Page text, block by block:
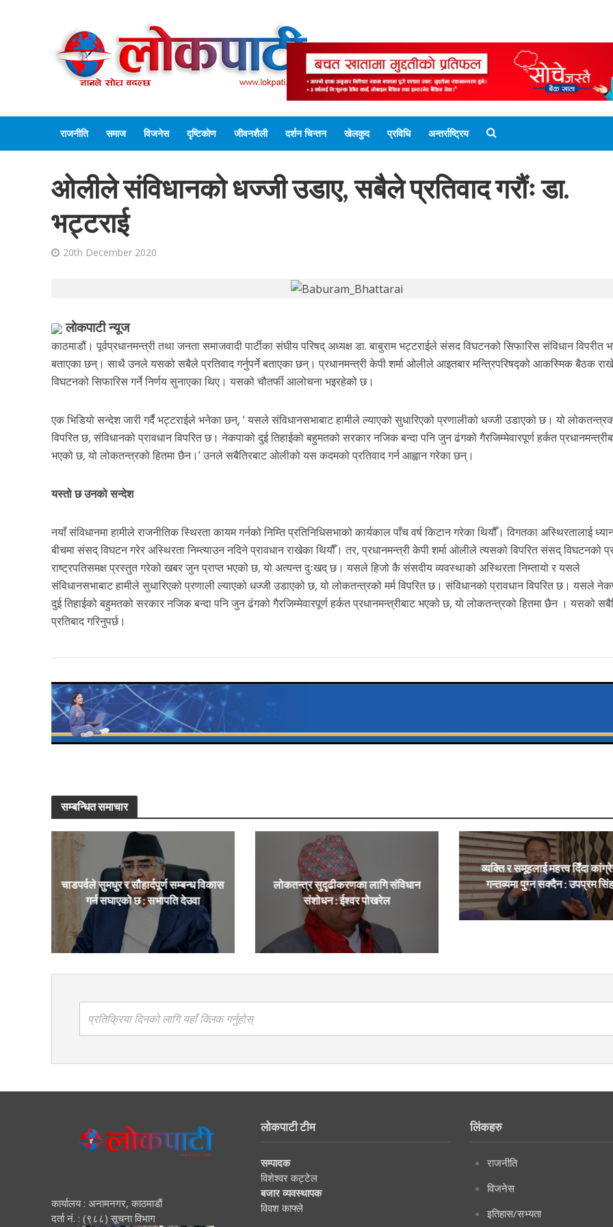
राजनीति समाज विजनेस दृष्टिकोण जीवनशैली दर्शन चिन्तन खेलकुद प्रविधि अन्तर्राष्ट्रिय
ओलीले संविधानको धज्जी उडाए, सबैले प्रतिवाद गरौंः डा.
भट्टराई
20th December 2020
लोकपाटी न्यूज
काठमाडौं। पूर्वप्रधानमन्त्री तथा जनता समाजवादी पार्टीका संघीय परिषद् अध्यक्ष डा. बाबुराम भट्टराईले संसद विघटनको सिफारिस संविधान विपरीत
बताएका छन्। साथै उनले यसको सबैले प्रतिवाद गर्नुपर्ने बताएका छन्। प्रधानमन्त्री केपी शर्मा ओलीले आइतबार मन्त्रिपरिषद्को आकस्मिक बैठक
विघटनको सिफारिस गर्ने निर्णय सुनाएका थिए। यसको चौतर्फी आलोचना भइरहेको छ।
एक भिडियो सन्देश जारी गर्दै भट्टराईले भनेका छन्, ‘ यसले संविधानसभाबाट हामीले ल्याएको सुधारिएको प्रणालीको धज्जी उडाएको छ। यो
विपरित छ, संविधानको प्रावधान विपरित छ। नेकपाको दुई तिहाईको बहुमतको सरकार नजिक बन्दा पनि जुन ढंगको गैरजिम्मेवारपूर्ण हर्कत
भएको छ, यो लोकतन्त्रको हितमा छैन।’ उनले सबैतिरबाट ओलीको यस कदमको प्रतिवाद गर्न आह्वान गरेका छन्।
यस्तो छ उनको सन्देश
नयाँ संविधानमा हामीले राजनीतिक स्थिरता कायम गर्नको निम्ति प्रतिनिधिसभाको कार्यकाल पाँच वर्ष किटान गरेका थियौँ। विगतका अस्थिरतालाई
बीचमा संसद् विघटन गरेर अस्थिरता निम्त्याउन नदिने प्रावधान राखेका थियौँ। तर, प्रधानमन्त्री केपी शर्मा ओलीले त्यसको विपरित संसद् विघटनको
राष्ट्रपतिसमक्ष प्रस्तुत गरेको खबर जुन प्राप्त भएको छ, यो अत्यन्त दुःखद् छ। यसले हिजो कै संसदीय व्यवस्थाको अस्थिरता निम्तायो र यसले
संविधानसभाबाट हामीले सुधारिएको प्रणाली ल्याएको धज्जी उडाएको छ, यो लोकतन्त्रको मर्म विपरित छ। संविधानको प्रावधान विपरित छ। यसले
दुई तिहाईको बहुमतको सरकार नजिक बन्दा पनि जुन ढंगको गैरजिम्मेवारपूर्ण हर्कत प्रधानमन्त्रीबाट भएको छ, यो लोकतन्त्रको हितमा छैन । यसको
प्रतिबाद गरिनुपर्छ।
सम्बन्धित समाचार
चाडपर्वले सुमधुर र सौहार्दपूर्ण सम्बन्ध विकास
गर्न सघाएको छ : सभापति देउवा
लोकतन्त्र सुदृढीकरणका लागि संविधान
संशोधन : ईश्वर पोखरेल
व्यक्ति र समूहलाई महत्त्व दिँदा
गन्तव्यमा पुग्न सक्दैन : उपप्रम
प्रतिक्रिया दिनको लागि यहाँ क्लिक गर्नुहोस्
कार्यालय : अनामनगर, काठमाडाैं
दर्ता नं. : (९८८) सूचना विभाग
लोकपाटी टीम
सम्पादक
विशेश्वर कट्टेल
बजार व्यवस्थापक
विवश काफ्ले
लिंकहरु
राजनीति
विजनेस
इतिहास/सभ्यता